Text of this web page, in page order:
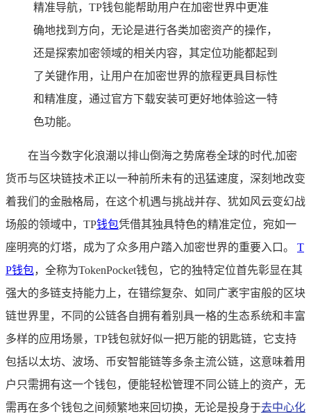
精准导航，TP钱包能帮助用户在加密世界中更准
确地找到方向，无论是进行各类加密资产的操作，
还是探索加密领域的相关内容，其定位功能都起到
了关键作用，让用户在加密世界的旅程更具目标性
和精准度，通过官方下载安装可更好地体验这一特
色功能。
在当今数字化浪潮以排山倒海之势席卷全球的时代,加密
货币与区块链技术正以一种前所未有的迅猛速度，深刻地改变
着我们的金融格局，在这个机遇与挑战并存、犹如风云变幻战
场般的领域中，TP钱包凭借其独具特色的精准定位，宛如一
座明亮的灯塔，成为了众多用户踏入加密世界的重要入口。 T
P钱包，全称为TokenPocket钱包，它的独特定位首先彰显在其
强大的多链支持能力上，在错综复杂、如同广袤宇宙般的区块
链世界里，不同的公链各自拥有着别具一格的生态系统和丰富
多样的应用场景，TP钱包就好似一把万能的钥匙链，它支持
包括以太坊、波场、币安智能链等多条主流公链，这意味着用
户只需拥有这一个钱包，便能轻松管理不同公链上的资产，无
需再在多个钱包之间频繁地来回切换，无论是投身于去中心化